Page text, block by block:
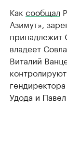
Как сообщал
Азимут»,
владеет
Виталий
Удода и